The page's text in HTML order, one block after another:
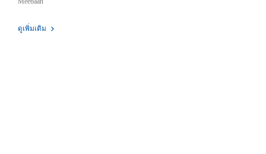
ดูเพิ่มเติม